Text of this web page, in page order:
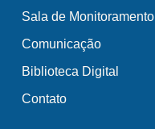
Sala de Monitoramento
Comunicação
Biblioteca Digital
Contato